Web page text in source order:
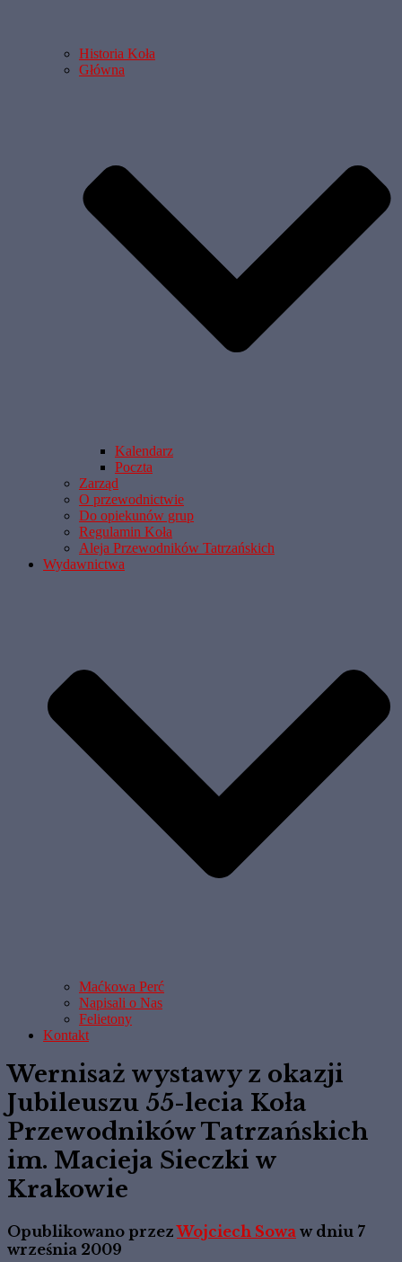
Historia Koła
Główna
Kalendarz
Poczta
Zarząd
O przewodnictwie
Do opiekunów grup
Regulamin Koła
Aleja Przewodników Tatrzańskich
Wydawnictwa
Maćkowa Perć
Napisali o Nas
Felietony
Kontakt
Wernisaż wystawy z okazji
Jubileuszu 55-lecia Koła
Przewodników Tatrzańskich
im. Macieja Sieczki w
Krakowie
Opublikowano przezWojciech Sowa w dniu 7
września 2009